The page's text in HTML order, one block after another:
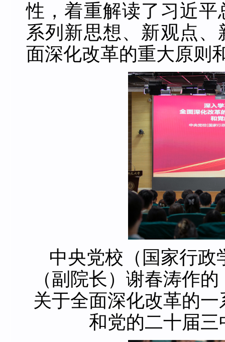
性，着重解读了习近
系列新思想、新观点
面深化改革的重大原则
中央党校（国家行政
（副院长）谢春涛作
关于全面深化改革的
和党的二十届